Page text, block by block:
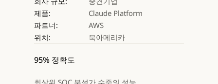
제품:
Claude Platform
파트너:
AWS
위치:
북아메리카
95% 정확도